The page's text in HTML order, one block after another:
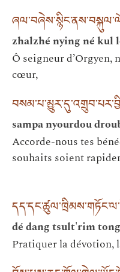
zhalzhé nying né kul
Ô seigneur d’Orgyen,
cœur,
sampa nyourdou
Accorde-nous tes
souhaits soient
dé dang tsult'rim
Pratiquer la dévotion,